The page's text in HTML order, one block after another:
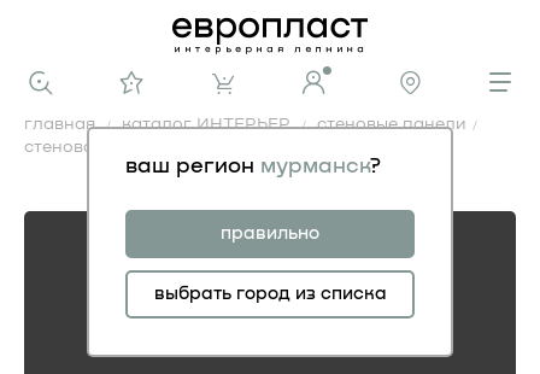
ваш регион мурманск?
правильно
выбрать город из списка
главная каталог ИНТЕРЬЕР
стеновые панели
стеновая панель 1.59.817
стеновая панель 1.59.817